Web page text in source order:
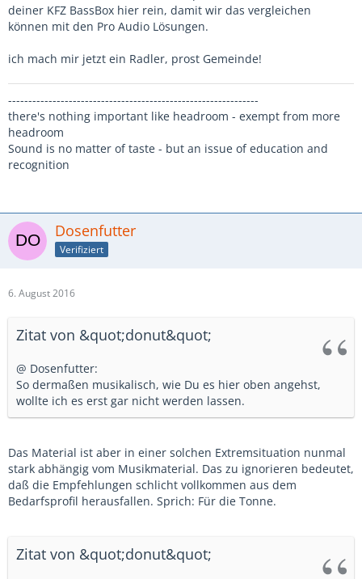
deiner KFZ BassBox hier rein, damit wir das vergleichen
können mit den Pro Audio Lösungen.
ich mach mir jetzt ein Radler, prost Gemeinde!
--------------------------------------------------------------
there's nothing important like headroom - exempt from more
headroom
Sound is no matter of taste - but an issue of education and
recognition
Dosenfutter
Verifiziert
6. August 2016
Zitat von &quot;donut&quot;
@ Dosenfutter:
So dermaßen musikalisch, wie Du es hier oben angehst,
wollte ich es erst gar nicht werden lassen.
Das Material ist aber in einer solchen Extremsituation nunmal
stark abhängig vom Musikmaterial. Das zu ignorieren bedeutet,
daß die Empfehlungen schlicht vollkommen aus dem
Bedarfsprofil herausfallen. Sprich: Für die Tonne.
Zitat von &quot;donut&quot;